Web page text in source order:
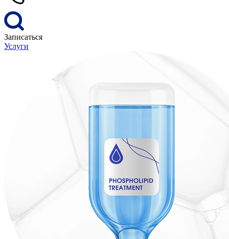
Записаться
Услуги